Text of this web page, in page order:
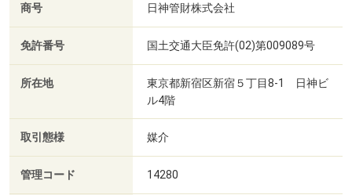
商号 日神管財株式会社
免許番号 国土交通大臣免許(02)第009089号
所在地
東京都新宿区新宿５丁目8-1 日神ビ
ル4階
取引態様 媒介
管理コード 14280